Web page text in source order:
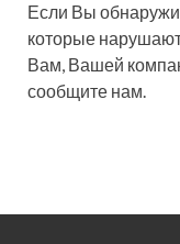
Если Вы
которые
Вам, Вашей
сообщите нам.